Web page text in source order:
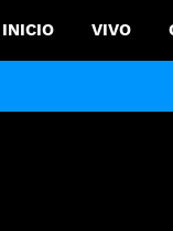
INICIO VIVO